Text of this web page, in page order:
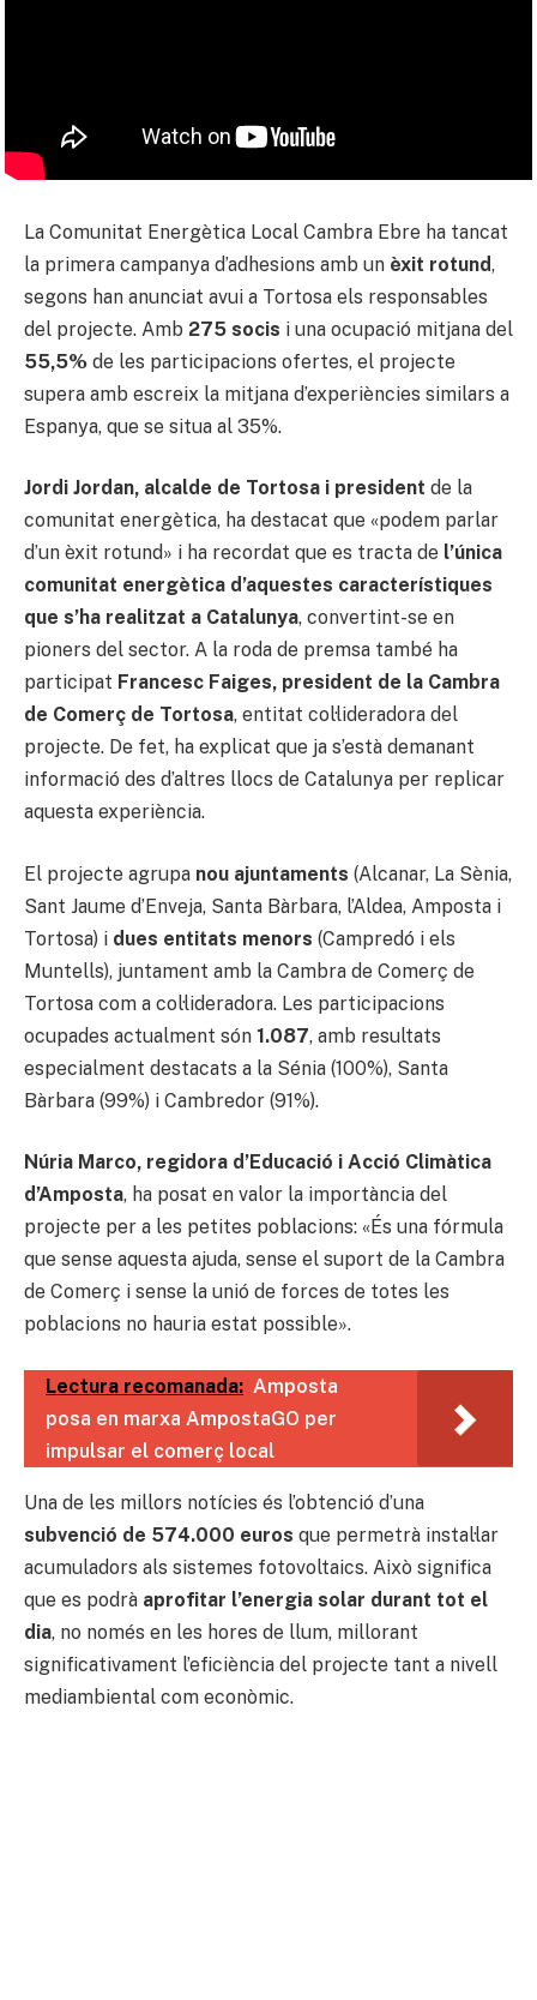
La Comunitat Energètica Local Cambra Ebre ha tancat
la primera campanya d’adhesions amb un èxit rotund,
segons han anunciat avui a Tortosa els responsables
del projecte. Amb 275 socis i una ocupació mitjana del
55,5% de les participacions ofertes, el projecte
supera amb escreix la mitjana d’experiències similars a
Espanya, que se situa al 35%.
Jordi Jordan, alcalde de Tortosa i president de la
comunitat energètica, ha destacat que «podem parlar
d’un èxit rotund» i ha recordat que es tracta de l’única
comunitat energètica d’aquestes característiques
que s’ha realitzat a Catalunya, convertint-se en
pioners del sector. A la roda de premsa també ha
participat Francesc Faiges, president de la Cambra
de Comerç de Tortosa, entitat col·lideradora del
projecte. De fet, ha explicat que ja s’està demanant
informació des d’altres llocs de Catalunya per replicar
aquesta experiència.
El projecte agrupa nou ajuntaments (Alcanar, La Sènia,
Sant Jaume d’Enveja, Santa Bàrbara, l’Aldea, Amposta i
Tortosa) i dues entitats menors (Campredó i els
Muntells), juntament amb la Cambra de Comerç de
Tortosa com a col·lideradora. Les participacions
ocupades actualment són 1.087, amb resultats
especialment destacats a la Sénia (100%), Santa
Bàrbara (99%) i Cambredor (91%).
Núria Marco, regidora d’Educació i Acció Climàtica
d’Amposta, ha posat en valor la importància del
projecte per a les petites poblacions: «És una fórmula
que sense aquesta ajuda, sense el suport de la Cambra
de Comerç i sense la unió de forces de totes les
poblacions no hauria estat possible».
Lectura recomanada: Amposta
posa en marxa AmpostaGO per
impulsar el comerç local
Una de les millors notícies és l’obtenció d’una
subvenció de 574.000 euros que permetrà instal·lar
acumuladors als sistemes fotovoltaics. Això significa
que es podrà aprofitar l’energia solar durant tot el
dia, no només en les hores de llum, millorant
significativament l’eficiència del projecte tant a nivell
mediambiental com econòmic.